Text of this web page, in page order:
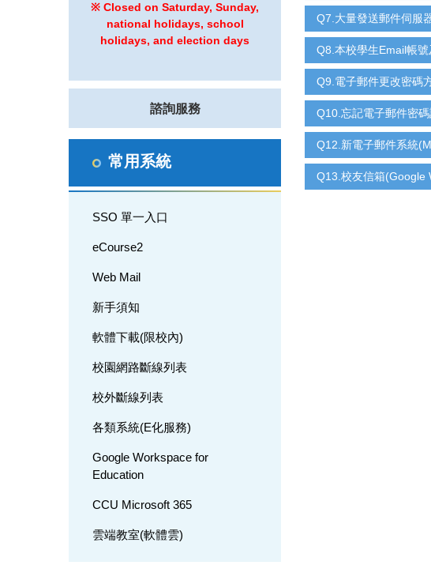
※ Closed on Saturday, Sunday,
national holidays, school
holidays, and election days
諮詢服務
常用系統
SSO 單一入口
eCourse2
Web Mail
新手須知
軟體下載(限校內)
校園網路斷線列表
校外斷線列表
各類系統(E化服務)
Google Workspace for
Education
CCU Microsoft 365
雲端教室(軟體雲)
Q7.大量發送郵件伺服
Q8.本校學生Email帳號
Q9.電子郵件更改密碼
Q10.忘記電子郵件密
Q12.新電子郵件系統
Q13.校友信箱(Google